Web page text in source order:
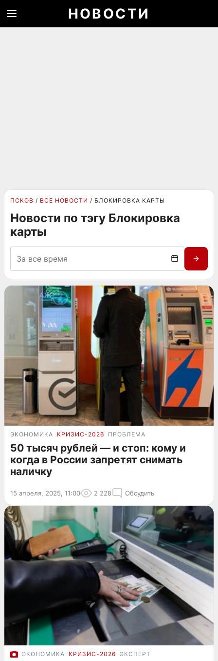
НОВОСТИ
ПСКОВ ВСЕ НОВОСТИ БЛОКИРОВКА КАРТЫ
Новости по тэгу Блокировка
карты
ЭКОНОМИКА КРИЗИС-2026 ПРОБЛЕМА
50 тысяч рублей — и стоп: кому и
когда в России запретят снимать
наличку
15 апреля, 2025, 11:00 2 228 Обсудить
ЭКОНОМИКА КРИЗИС-2026 ЭКСПЕРТ